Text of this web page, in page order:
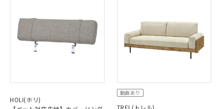
HOLI(ホリ)
動画あり
TREL(トレル)